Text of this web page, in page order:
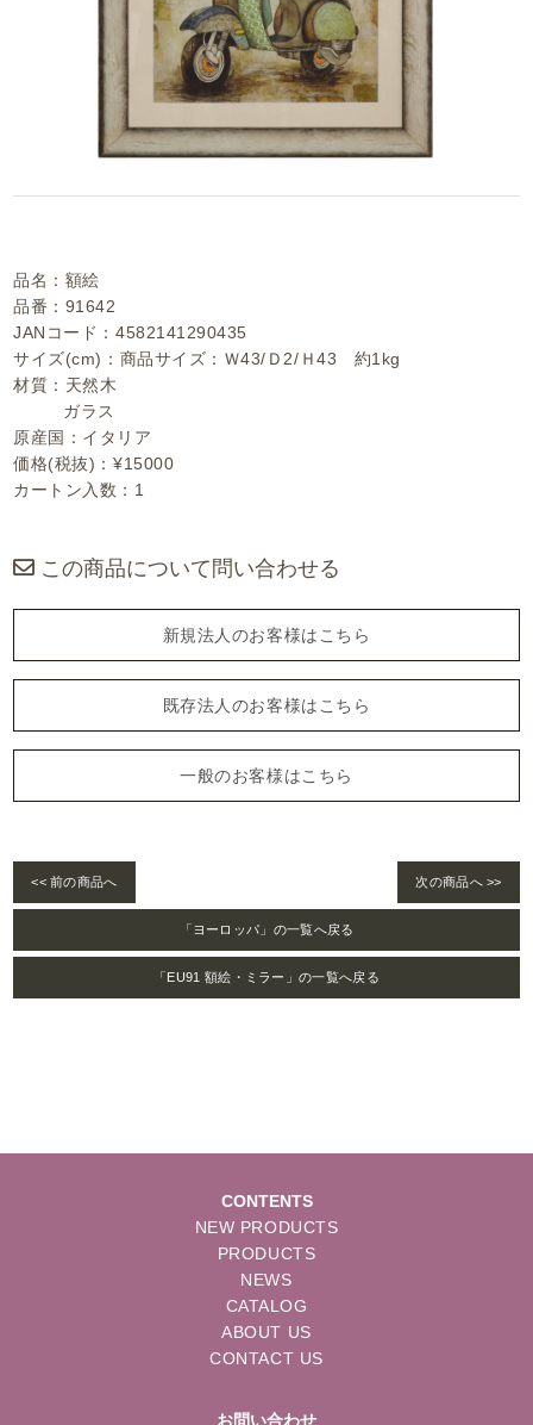
品名：額絵
品番：91642
JANコード：4582141290435
サイズ(cm)：商品サイズ：Ｗ43/Ｄ2/Ｈ43 約1kg
材質：天然木
ガラス
原産国：イタリア
価格(税抜)：¥15000
カートン入数：1
この商品について問い合わせる
新規法人のお客様はこちら
既存法人のお客様はこちら
一般のお客様はこちら
<< 前の商品へ 次の商品へ >>
「ヨーロッパ」の一覧へ戻る
「EU91 額絵・ミラー」の一覧へ戻る
CONTENTS
NEW PRODUCTS
PRODUCTS
NEWS
CATALOG
ABOUT US
CONTACT US
お問い合わせ